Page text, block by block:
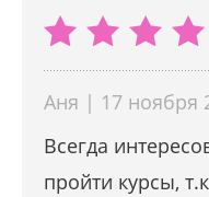
Аня | 17 ноября
Всегда
пройти курсы,